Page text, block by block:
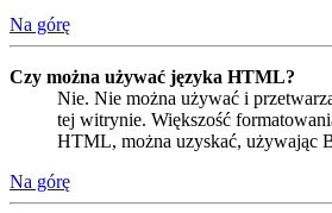
Na górę
Czy można używać języka HTML?
Nie. Nie można używać i
tej witrynie. Większość
HTML, można uzyskać, używając
Na górę